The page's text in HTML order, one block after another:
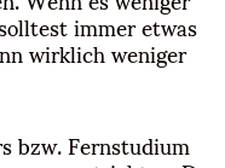
immer etwas
wirklich weniger
bzw. Fernstudium